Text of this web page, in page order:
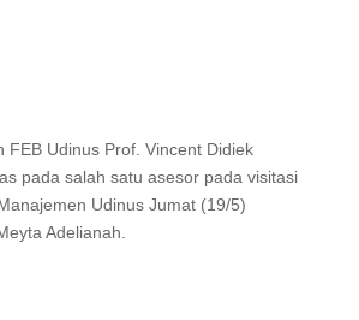
FEB Udinus Prof. Vincent Didiek
pada salah satu asesor pada visitasi
Udinus Jumat (19/5)
Adelianah.